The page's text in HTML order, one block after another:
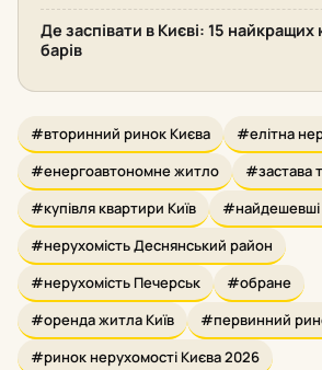
Де заспівати в Києві: 15 найкращих
барів
#вторинний ринок Києва
#елітна
#енергоавтономне житло
#застава
#купівля квартири Київ
#найдешевші
#нерухомість Деснянський район
#нерухомість Печерськ
#обране
#оренда житла Київ
#первинний
#ринок нерухомості Києва 2026